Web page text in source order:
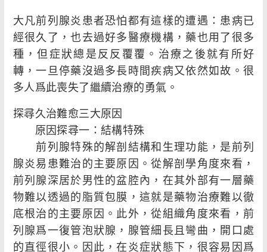
綜合
疾病
大凡前列腺炎患者恐怕都有這樣的遭遇：患病已
經很久了，也去過好多醫療機構，藥也用了很多
種，但症狀總是反反覆覆。治療之後就有所好
轉，一旦停藥沒過多長時間疾病又依然如故。很
多人爲此喪失了繼續治療的勇氣。
探尋久治難愈三大原因
原因探尋一：結構特殊
前列腺特殊的解剖結構和生理功能，是前列
腺炎易患難治的主要原因。從解剖學角度來看，
前列腺深居於男性的盆腔內，在其外部有一層藥
物難以透過的脂質包膜，這就是藥物治療難以徹
底根治的主要原因。此外，從組織角度來看，前
列腺爲一復管泡狀腺，腺管細長且彎曲，開口處
的直徑很小。因此，在炎症狀態下，很容易因爲